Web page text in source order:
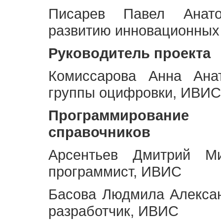
Писарев Павел
развитию
Руководитель проекта
Комиссарова Анна
группы оцифровки, ИВИС
Программирование
справочников
Арсентьев Дмитрий
программист, ИВИС
Басова Людмила
разработчик, ИВИС